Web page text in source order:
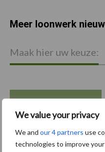
We value your privacy
We and our 4 partners use
technologies to improve
Meer loonwerk
Maak hier uw keuze:
bemesting